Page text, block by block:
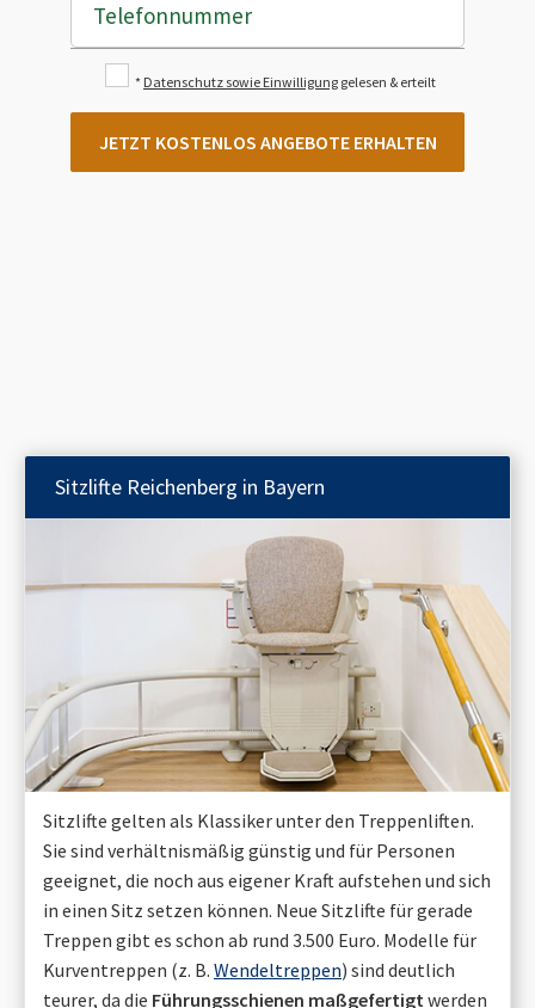
Telefonnummer
* Datenschutz sowie Einwilligung gelesen & erteilt
JETZT KOSTENLOS ANGEBOTE ERHALTEN
Sitzlifte Reichenberg in Bayern
Sitzlifte gelten als Klassiker unter den Treppenliften.
Sie sind verhältnismäßig günstig und für Personen
geeignet, die noch aus eigener Kraft aufstehen und sich
in einen Sitz setzen können. Neue Sitzlifte für gerade
Treppen gibt es schon ab rund 3.500 Euro. Modelle für
Kurventreppen (z. B. Wendeltreppen) sind deutlich
teurer, da die Führungsschienen maßgefertigt werden